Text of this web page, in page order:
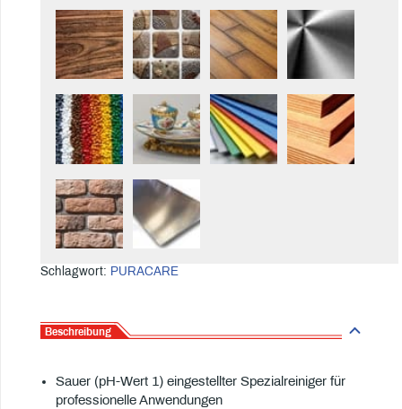
Schlagwort: PURACARE
Beschreibung
Sauer (pH-Wert 1) eingestellter Spezialreiniger für
professionelle Anwendungen